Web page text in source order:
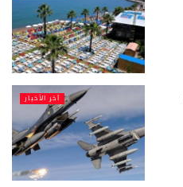
آخر الأخبار